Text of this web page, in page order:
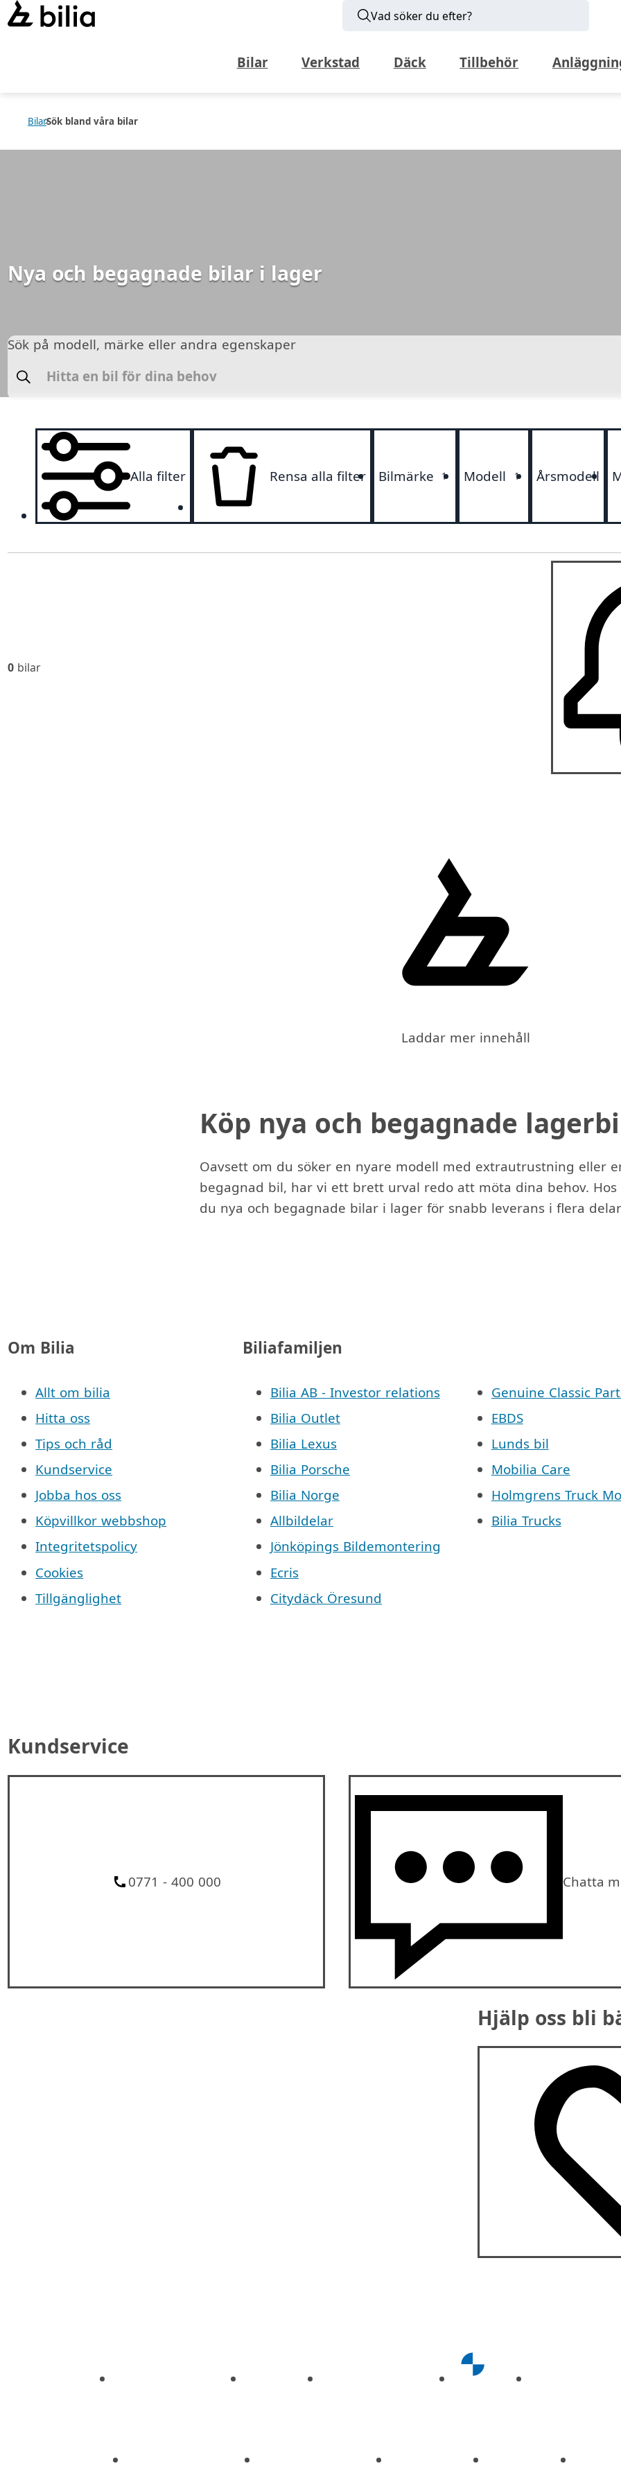
Vad söker du efter?
Bilar Verkstad Däck Tillbehör
BilarSök bland våra bilar
Nya och begagnade bilar i lager
Sök på modell, märke eller andra egenskaper
Alla filter Rensa alla filter Bilmärke 1 Modell 1 Årsmodell
0 bilar
Laddar mer innehåll
Köp nya och begagnade
Oavsett om du söker en nyare modell med extrautrustning eller
begagnad bil, har vi ett brett urval redo att möta dina behov.
du nya och begagnade bilar i lager för snabb leverans i flera
Om Bilia
Allt om bilia
Hitta oss
Tips och råd
Kundservice
Jobba hos oss
Köpvillkor webbshop
Integritetspolicy
Cookies
Tillgänglighet
Biliafamiljen
Bilia AB - Investor relations
Bilia Outlet
Bilia Lexus
Bilia Porsche
Bilia Norge
Allbildelar
Jönköpings Bildemontering
Ecris
Citydäck Öresund
Genuine Classic
EBDS
Lunds bil
Mobilia Care
Holmgrens Truck
Bilia Trucks
Kundservice
0771 - 400 000 Chatta
Hjälp oss bli